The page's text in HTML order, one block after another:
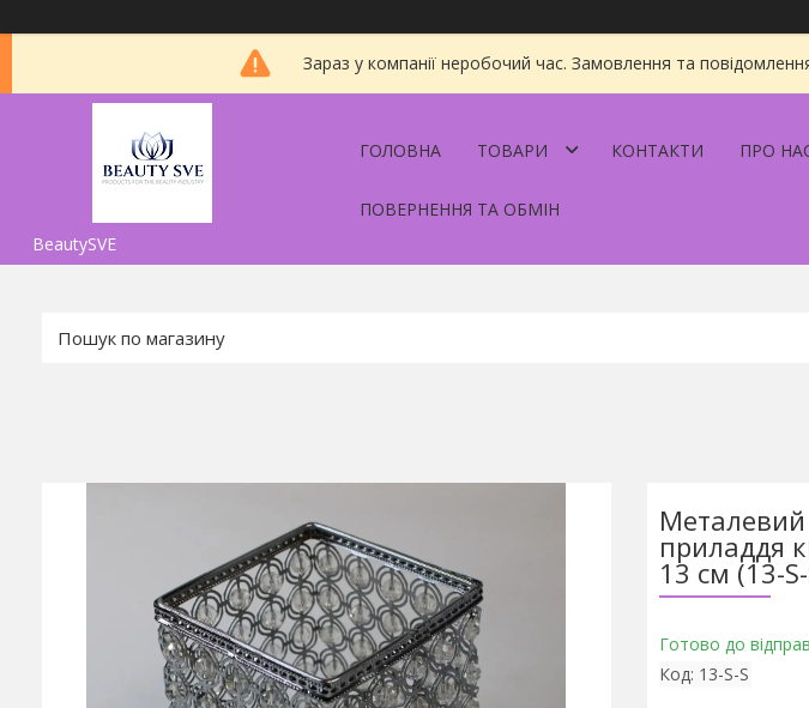
Зараз у компанії неробочий час. Замовлення та
BeautySVE
ГОЛОВНА ТОВАРИ КОНТАКТИ ПРО
ПОВЕРНЕННЯ ТА ОБМІН
приладдя
13 см (13-
Готово до
Код: 13-S-S